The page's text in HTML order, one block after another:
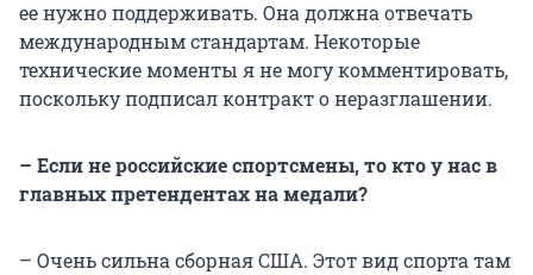
ее нужно поддерживать. Она должна отвечать
международным стандартам. Некоторые
технические моменты я не могу комментировать,
поскольку подписал контракт о неразглашении.
– Если не российские спортсмены, то кто у нас в
главных претендентах на медали?
– Очень сильна сборная США. Этот вид спорта там